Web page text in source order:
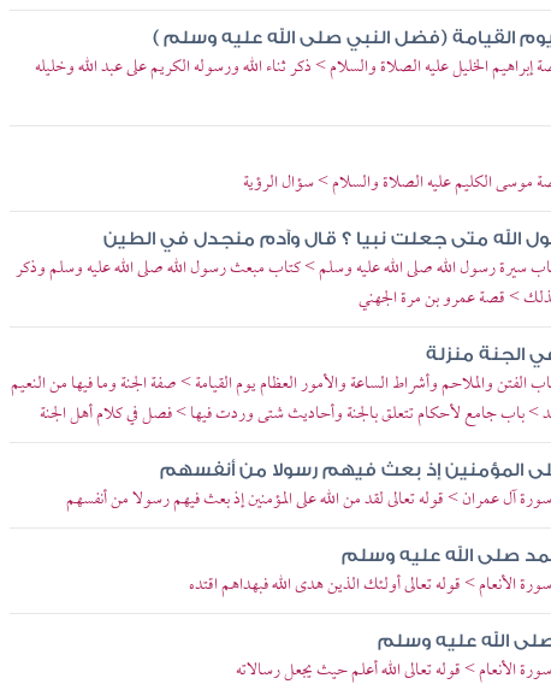
القيامة (فضل النبي صلى الله عليه وسلم )
إبراهيم الخليل عليه الصلاة والسلام > ذكر ثناء الله ورسوله الكريم على عبد الله وخليله
موسى الكليم عليه الصلاة والسلام > سؤال الرؤية
الله متى جعلت نبيا ؟ قال وآدم منجدل في الطين
سيرة رسول الله صلى الله عليه وسلم > كتاب مبعث رسول الله صلى الله عليه وسلم وذكر
> قصة عمرو بن مرة الجهني
الجنة منزلة
الفتن والملاحم وأشراط الساعة والأمور العظام يوم القيامة > صفة الجنة وما فيها من النعيم
> باب جامع لأحكام تتعلق بالجنة وأحاديث شتى وردت فيها > فصل في كلام أهل الجنة
المؤمنين إذ بعث فيهم رسولا من أنفسهم
آل عمران > قوله تعالى لقد من الله على المؤمنين إذ بعث فيهم رسولا من أنفسهم
صلى الله عليه وسلم
الأنعام > قوله تعالى أولئك الذين هدى الله فبهداهم اقتده
صلى الله عليه وسلم
الأنعام > قوله تعالى الله أعلم حيث يجعل رسالاته